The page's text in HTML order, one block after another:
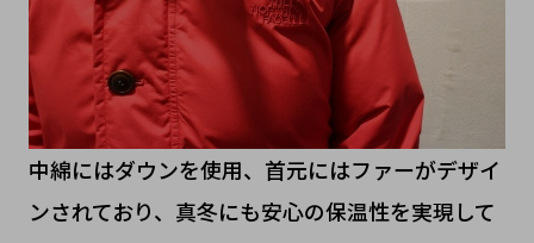
中綿にはダウンを使用、首元にはファーがデザイ
ンされており、真冬にも安心の保温性を実現して